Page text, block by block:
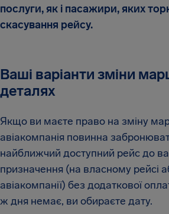
послуги, як і пасажири, яких
скасування рейсу.
Ваші варіанти зміни
деталях
Якщо ви маєте право на зміну
авіакомпанія повинна
найближчий доступний рейс до
призначення (на власному рейсі
авіакомпанії) без додаткової
ж дня немає, ви обираєте дату.